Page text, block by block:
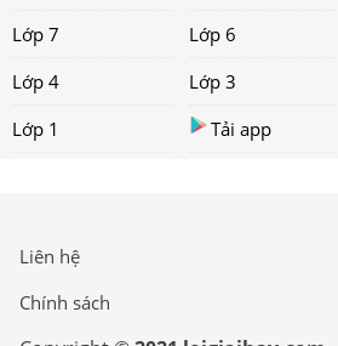
Lớp 7
Lớp 6
Lớp 4
Lớp 3
Lớp 1
Tải app
Liên hệ
Chính sách